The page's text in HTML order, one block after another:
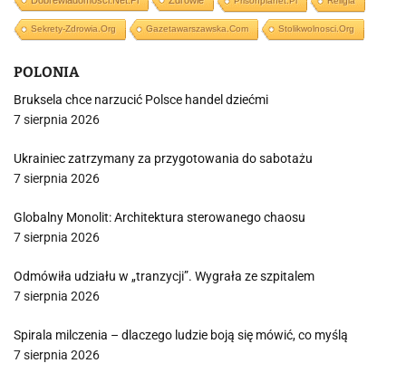
Sekrety-Zdrowia.org Gazetawarszawska.com Stolikwolnosci.org
POLONIA
Bruksela chce narzucić Polsce handel dziećmi
7 sierpnia 2026
Ukrainiec zatrzymany za przygotowania do sabotażu
7 sierpnia 2026
Globalny Monolit: Architektura sterowanego chaosu
7 sierpnia 2026
Odmówiła udziału w „tranzycji”. Wygrała ze szpitalem
7 sierpnia 2026
Spirala milczenia – dlaczego ludzie boją się mówić, co myślą
7 sierpnia 2026